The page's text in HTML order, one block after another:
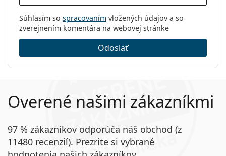
Súhlasím so spracovaním vložených údajov a so
zverejnením komentára na webovej stránke
Odoslať
Overené našimi zákazníkmi
97 % zákazníkov odporúča náš obchod (z
11480 recenzií). Prezrite si vybrané